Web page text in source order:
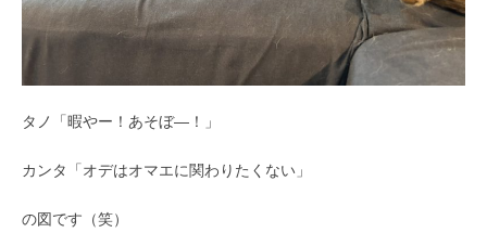
タノ「暇やー！あそぼ―！」
カンタ「オデはオマエに関わりたくない」
の図です（笑）